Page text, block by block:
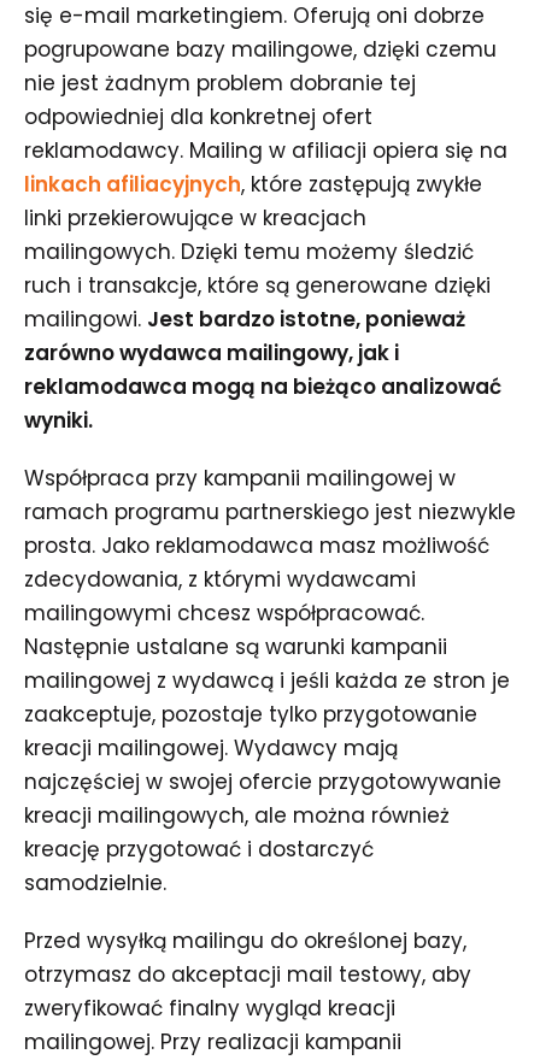
się e-mail marketingiem. Oferują oni dobrze
pogrupowane bazy mailingowe, dzięki czemu
nie jest żadnym problem dobranie tej
odpowiedniej dla konkretnej ofert
reklamodawcy. Mailing w afiliacji opiera się na
linkach afiliacyjnych, które zastępują zwykłe
linki przekierowujące w kreacjach
mailingowych. Dzięki temu możemy śledzić
ruch i transakcje, które są generowane dzięki
mailingowi. Jest bardzo istotne, ponieważ
zarówno wydawca mailingowy, jak i
reklamodawca mogą na bieżąco analizować
wyniki.
Współpraca przy kampanii mailingowej w
ramach programu partnerskiego jest niezwykle
prosta. Jako reklamodawca masz możliwość
zdecydowania, z którymi wydawcami
mailingowymi chcesz współpracować.
Następnie ustalane są warunki kampanii
mailingowej z wydawcą i jeśli każda ze stron je
zaakceptuje, pozostaje tylko przygotowanie
kreacji mailingowej. Wydawcy mają
najczęściej w swojej ofercie przygotowywanie
kreacji mailingowych, ale można również
kreację przygotować i dostarczyć
samodzielnie.
Przed wysyłką mailingu do określonej bazy,
otrzymasz do akceptacji mail testowy, aby
zweryfikować finalny wygląd kreacji
mailingowej. Przy realizacji kampanii